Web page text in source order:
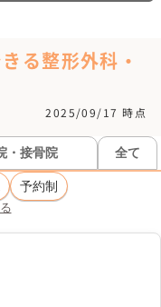
る整形外科・
2025/09/17 時点
・接骨院 全て
予約制